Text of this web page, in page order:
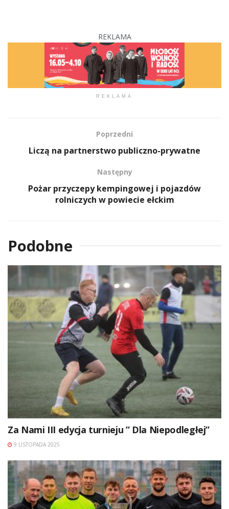
REKLAMA
REKLAMA
Poprzedni
Liczą na partnerstwo publiczno-prywatne
Następny
Pożar przyczepy kempingowej i pojazdów
rolniczych w powiecie ełckim
Podobne
Za Nami III edycja turnieju ” Dla Niepodległej”
9 LISTOPADA 2025